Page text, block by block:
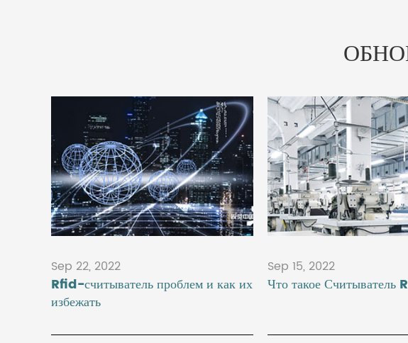
Sep 22, 2022
Rfid-считыватель проблем и как их
избежать
Sep 15, 2022
Что такое Считыватель